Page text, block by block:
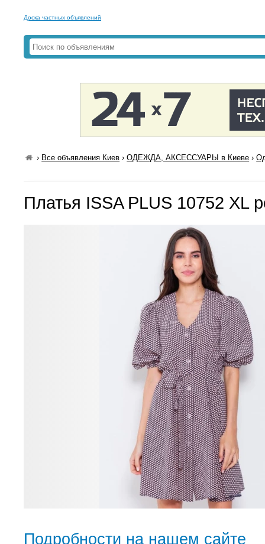
Доска частных объявлений
› Все объявления Киев ›ОДЕЖДА, АКСЕССУАРЫ в Киеве ›
Платья ISSA PLUS 10752 XL
Подробности на нашем сайте